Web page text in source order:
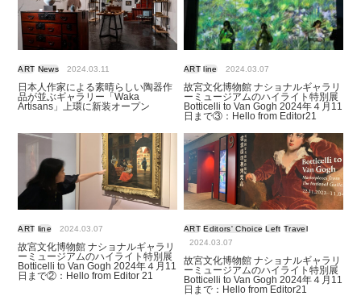
ART News 2024.03.11
日本人作家による素晴らしい陶器作
品が並ぶギャラリー「Waka
Artisans」上環に新装オープン
ART line 2024.03.07
故宮文化博物館 ナショナルギャラリ
ーミュージアムのハイライト特別展
Botticelli to Van Gogh 2024年４月11
日まで③：Hello from Editor21
ART line 2024.03.07
故宮文化博物館 ナショナルギャラリ
ーミュージアムのハイライト特別展
Botticelli to Van Gogh 2024年４月11
日まで②：Hello from Editor 21
ART Editors' Choice Left Travel
2024.03.07
故宮文化博物館 ナショナルギャラリ
ーミュージアムのハイライト特別展
Botticelli to Van Gogh 2024年４月11
日まで：Hello from Editor21